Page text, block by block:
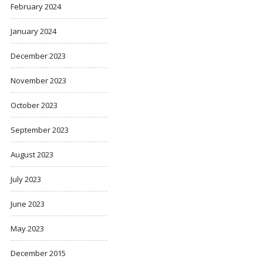
February 2024
January 2024
December 2023
November 2023
October 2023
September 2023
August 2023
July 2023
June 2023
May 2023
December 2015